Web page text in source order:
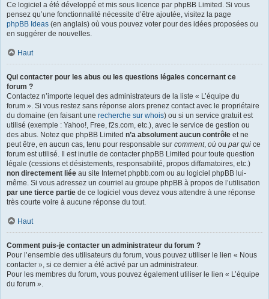
Ce logiciel a été développé et mis sous licence par phpBB Limited. Si vous
pensez qu’une fonctionnalité nécessite d’être ajoutée, visitez la page
phpBB Ideas (en anglais) où vous pouvez voter pour des idées proposées ou
en suggérer de nouvelles.
Haut
Qui contacter pour les abus ou les questions légales concernant ce
forum ?
Contactez n’importe lequel des administrateurs de la liste « L’équipe du
forum ». Si vous restez sans réponse alors prenez contact avec le propriétaire
du domaine (en faisant une recherche sur whois) ou si un service gratuit est
utilisé (exemple : Yahoo!, Free, f2s.com, etc.), avec le service de gestion ou
des abus. Notez que phpBB Limited n’a absolument aucun contrôle et ne
peut être, en aucun cas, tenu pour responsable sur comment, où ou par qui ce
forum est utilisé. Il est inutile de contacter phpBB Limited pour toute question
légale (cessions et désistements, responsabilité, propos diffamatoires, etc.)
non directement liée au site Internet phpbb.com ou au logiciel phpBB lui-
même. Si vous adressez un courriel au groupe phpBB à propos de l’utilisation
par une tierce partie de ce logiciel vous devez vous attendre à une réponse
très courte voire à aucune réponse du tout.
Haut
Comment puis-je contacter un administrateur du forum ?
Pour l’ensemble des utilisateurs du forum, vous pouvez utiliser le lien « Nous
contacter », si ce dernier a été activé par un administrateur.
Pour les membres du forum, vous pouvez également utiliser le lien « L’équipe
du forum ».